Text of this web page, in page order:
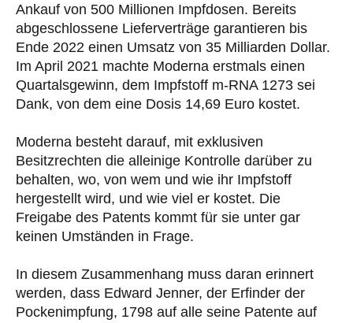
Ankauf von 500 Millionen Impfdosen. Bereits
abgeschlossene Lieferverträge garantieren bis
Ende 2022 einen Umsatz von 35 Milliarden Dollar.
Im April 2021 machte Moderna erstmals einen
Quartalsgewinn, dem Impfstoff m-RNA 1273 sei
Dank, von dem eine Dosis 14,69 Euro kostet.
Moderna besteht darauf, mit exklusiven
Besitzrechten die alleinige Kontrolle darüber zu
behalten, wo, von wem und wie ihr Impfstoff
hergestellt wird, und wie viel er kostet. Die
Freigabe des Patents kommt für sie unter gar
keinen Umständen in Frage.
In diesem Zusammenhang muss daran erinnert
werden, dass Edward Jenner, der Erfinder der
Pockenimpfung, 1798 auf alle seine Patente auf